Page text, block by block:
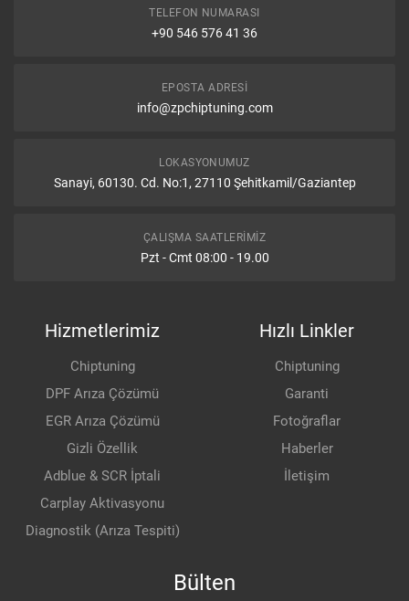
TELEFON NUMARASI
+90 546 576 41 36
EPOSTA ADRESI
info@zpchiptuning.com
LOKASYONUMUZ
Sanayi, 60130. Cd. No:1, 27110 Şehitkamil/Gaziantep
ÇALIŞMA SAATLERIMIZ
Pzt - Cmt 08:00 - 19.00
Hizmetlerimiz
Chiptuning
DPF Arıza Çözümü
EGR Arıza Çözümü
Gizli Özellik
Adblue & SCR İptali
Carplay Aktivasyonu
Diagnostik (Arıza Tespiti)
Hızlı Linkler
Chiptuning
Garanti
Fotoğraflar
Haberler
İletişim
Bülten